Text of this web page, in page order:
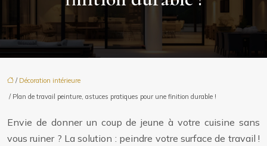
/ Décoration intérieure
/ Plan de travail peinture, astuces pratiques pour une finition durable !
Envie de donner un coup de jeune à votre cuisine sans
vous ruiner ? La solution : peindre votre surface de travail !